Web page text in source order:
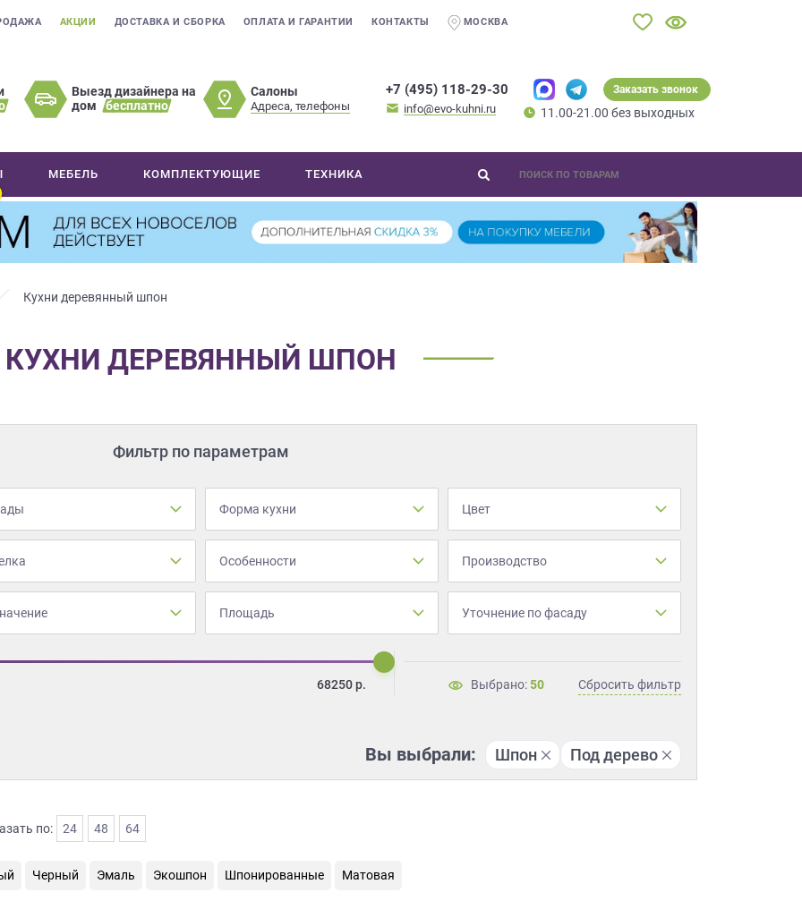
АКЦИИ ДОСТАВКА И СБОРКА ОПЛАТА И ГАРАНТИИ КОНТАКТЫ МОСКВА
Выезд дизайнера на
дом
бесплатно
Салоны
Адреса, телефоны
+7 (495) 118-29-30
info@evo-kuhni.ru
Заказать звонок
11.00-21.00 без выходных
МЕБЕЛЬ КОМПЛЕКТУЮЩИЕ ТЕХНИКА
Кухни деревянный шпон
КУХНИ ДЕРЕВЯННЫЙ ШПОН
Фильтр по параметрам
Форма кухни Цвет
Особенности Производство
Площадь Уточнение по фасаду
68250р. Выбрано:50 Сбросить фильтр
Вы выбрали: Шпон Под дерево
по: 24 48 64
Черный Эмаль Экошпон Шпонированные Матовая